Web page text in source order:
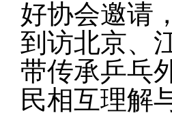
好协会邀请
到访北京、
带传承乒乓
民相互理解